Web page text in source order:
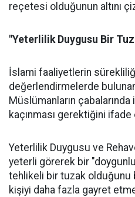
reçetesi olduğunun altını
"Yeterlilik Duygusu Bir
İslami faaliyetlerin
değerlendirmelerde bulunan
Müslümanların
kaçınması gerektiğini ifade
Yeterlilik Duygusu ve
yeterli görerek bir
tehlikeli bir tuzak olduğunu
kişiyi daha fazla gayret